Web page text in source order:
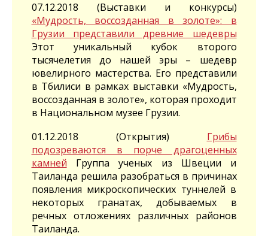
07.12.2018 (Выставки и конкурсы)
«Мудрость, воссозданная в золоте»: в
Грузии представили древние шедевры
Этот уникальный кубок второго
тысячелетия до нашей эры – шедевр
ювелирного мастерства. Его представили
в Тбилиси в рамках выставки «Мудрость,
воссозданная в золоте», которая проходит
в Национальном музее Грузии.
01.12.2018 (Открытия) Грибы
подозреваются в порче драгоценных
камней Группа ученых из Швеции и
Таиланда решила разобраться в причинах
появления микроскопических туннелей в
некоторых гранатах, добываемых в
речных отложениях различных районов
Таиланда.